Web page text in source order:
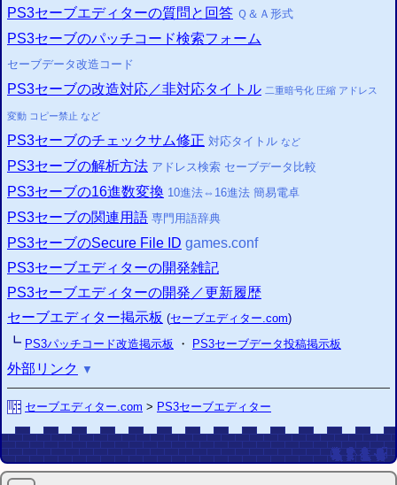
PS3セーブエディターの質問と回答 Ｑ＆Ａ形式
PS3セーブのパッチコード検索フォーム
セーブデータ改造コード
PS3セーブの改造対応／非対応タイトル 二重暗号化 圧縮 アドレス
変動 コピー禁止 など
PS3セーブのチェックサム修正 対応タイトル など
PS3セーブの解析方法 アドレス検索 セーブデータ比較
PS3セーブの16進数変換 10進法⇔16進法 簡易電卓
PS3セーブの関連用語 専門用語辞典
PS3セーブのSecure File ID games.conf
PS3セーブエディターの開発雑記
PS3セーブエディターの開発／更新履歴
セーブエディター掲示板 (セーブエディター.com)
┗ PS3パッチコード改造掲示板 ・ PS3セーブデータ投稿掲示板
外部リンク ▼
セーブエディター.com > PS3セーブエディター